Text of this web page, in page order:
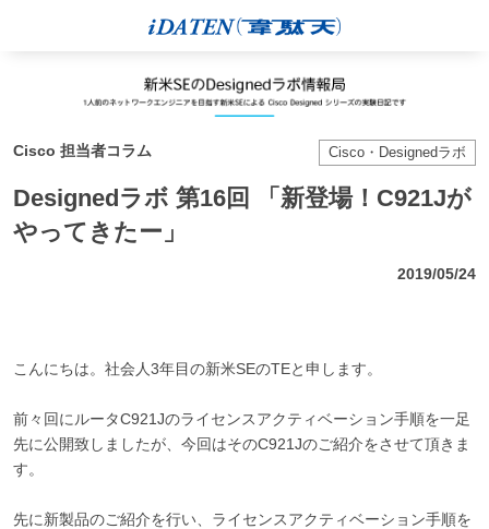
Cisco 担当者コラム Cisco・Designedラボ
Designedラボ 第16回 「新登場！C921Jが
やってきたー」
2019/05/24
こんにちは。社会人3年目の新米SEのTEと申します。
前々回にルータC921Jのライセンスアクティベーション手順を一足
先に公開致しましたが、今回はそのC921Jのご紹介をさせて頂きま
す。
先に新製品のご紹介を行い、ライセンスアクティベーション手順を